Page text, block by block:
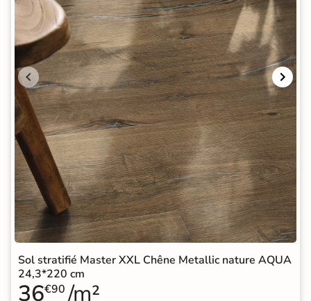
Sol stratifié Master XXL Chêne Metallic nature AQUA
24,3*220 cm
36€90 /m²